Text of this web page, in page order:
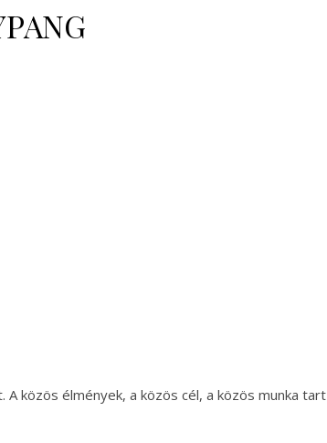
közös élmények, a közös cél, a közös munka tart